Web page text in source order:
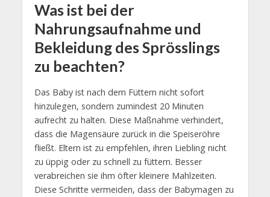
Was ist bei der
Nahrungsaufnahme und
Bekleidung des Sprösslings
zu beachten?
Das Baby ist nach dem Füttern nicht sofort
hinzulegen, sondern zumindest 20 Minuten
aufrecht zu halten. Diese Maßnahme verhindert,
dass die Magensäure zurück in die Speiseröhre
fließt. Eltern ist zu empfehlen, ihren Liebling nicht
zu üppig oder zu schnell zu füttern. Besser
verabreichen sie ihm öfter kleinere Mahlzeiten.
Diese Schritte vermeiden, dass der Babymagen zu